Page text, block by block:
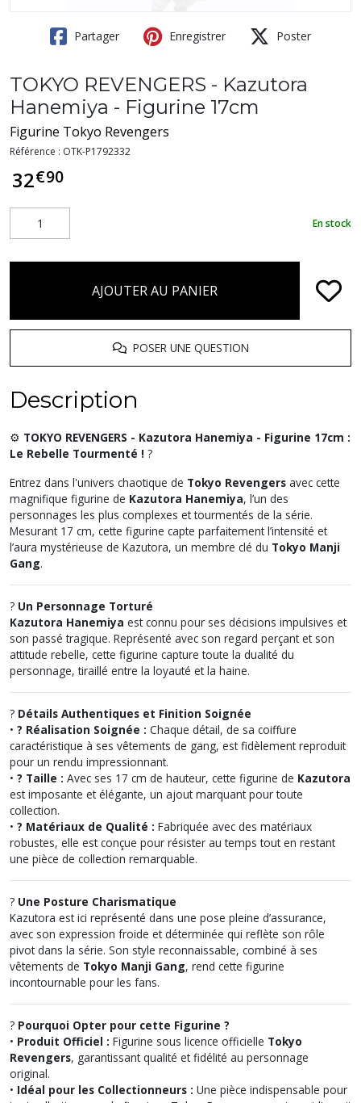
Partager Enregistrer Poster
TOKYO REVENGERS - Kazutora
Hanemiya - Figurine 17cm
Figurine Tokyo Revengers
Référence : OTK-P1792332
32€90
En stock
AJOUTER AU PANIER
POSER UNE QUESTION
Description
⚙️ TOKYO REVENGERS - Kazutora Hanemiya - Figurine 17cm :
Le Rebelle Tourmenté ! ?
Entrez dans l'univers chaotique de Tokyo Revengers avec cette
magnifique figurine de Kazutora Hanemiya, l’un des
personnages les plus complexes et tourmentés de la série.
Mesurant 17 cm, cette figurine capte parfaitement l’intensité et
l’aura mystérieuse de Kazutora, un membre clé du Tokyo Manji
Gang.
? Un Personnage Torturé
Kazutora Hanemiya est connu pour ses décisions impulsives et
son passé tragique. Représenté avec son regard perçant et son
attitude rebelle, cette figurine capture toute la dualité du
personnage, tiraillé entre la loyauté et la haine.
? Détails Authentiques et Finition Soignée
• ? Réalisation Soignée : Chaque détail, de sa coiffure
caractéristique à ses vêtements de gang, est fidèlement reproduit
pour un rendu impressionnant.
• ? Taille : Avec ses 17 cm de hauteur, cette figurine de Kazutora
est imposante et élégante, un ajout marquant pour toute
collection.
• ?️ Matériaux de Qualité : Fabriquée avec des matériaux
robustes, elle est conçue pour résister au temps tout en restant
une pièce de collection remarquable.
? Une Posture Charismatique
Kazutora est ici représenté dans une pose pleine d’assurance,
avec son expression froide et déterminée qui reflète son rôle
pivot dans la série. Son style reconnaissable, combiné à ses
vêtements de Tokyo Manji Gang, rend cette figurine
incontournable pour les fans.
? Pourquoi Opter pour cette Figurine ?
• Produit Officiel : Figurine sous licence officielle Tokyo
Revengers, garantissant qualité et fidélité au personnage
original.
• Idéal pour les Collectionneurs : Une pièce indispensable pour